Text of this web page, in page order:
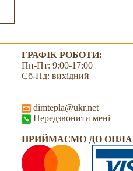
ГРАФІК РОБОТИ:
Пн-Пт: 9:00-17:00
Сб-Нд: вихідний
dimtepla@ukr.net
Передзвонити мені
ПРИЙМАЄМО ДО